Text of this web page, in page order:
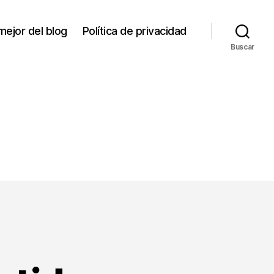
del blog Política de privacidad
Buscar